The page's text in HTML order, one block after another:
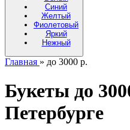
Синий
Желтый
Фиолетовый
Яркий
Нежный
Главная » до 3000 р.
Букеты до
Петербурге